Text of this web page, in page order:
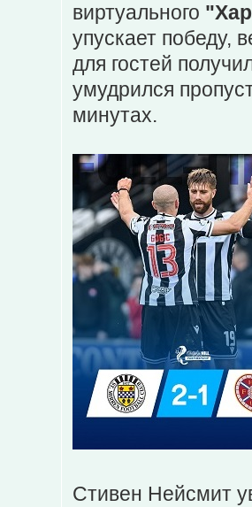
виртуального
упускает победу,
для гостей
умудрился
минутах.
Стивен Нейсмит